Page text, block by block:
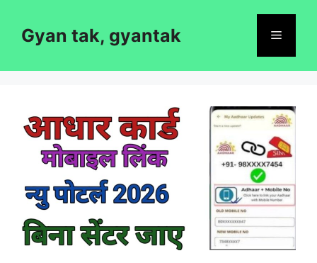
contentGyan tak, gyantak Menu